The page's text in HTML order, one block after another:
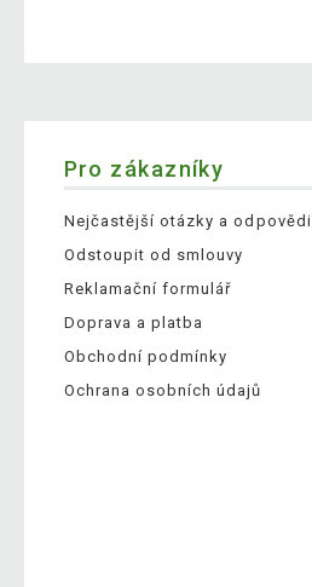
Pro zákazníky
Nejčastější otázky a odpovědi
Odstoupit od smlouvy
Reklamační formulář
Doprava a platba
Obchodní podmínky
Ochrana osobních údajů